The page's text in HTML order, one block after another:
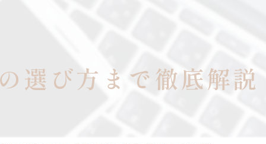
事前相談選び方まで徹底解説